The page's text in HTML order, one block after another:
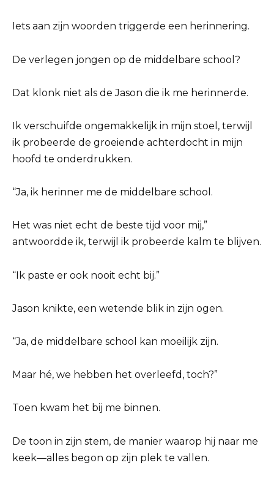
Iets aan zijn woorden triggerde een herinnering.
De verlegen jongen op de middelbare school?
Dat klonk niet als de Jason die ik me herinnerde.
Ik verschuifde ongemakkelijk in mijn stoel, terwijl
ik probeerde de groeiende achterdocht in mijn
hoofd te onderdrukken.
“Ja, ik herinner me de middelbare school.
Het was niet echt de beste tijd voor mij,”
antwoordde ik, terwijl ik probeerde kalm te blijven.
“Ik paste er ook nooit echt bij.”
Jason knikte, een wetende blik in zijn ogen.
“Ja, de middelbare school kan moeilijk zijn.
Maar hé, we hebben het overleefd, toch?”
Toen kwam het bij me binnen.
De toon in zijn stem, de manier waarop hij naar me
keek—alles begon op zijn plek te vallen.